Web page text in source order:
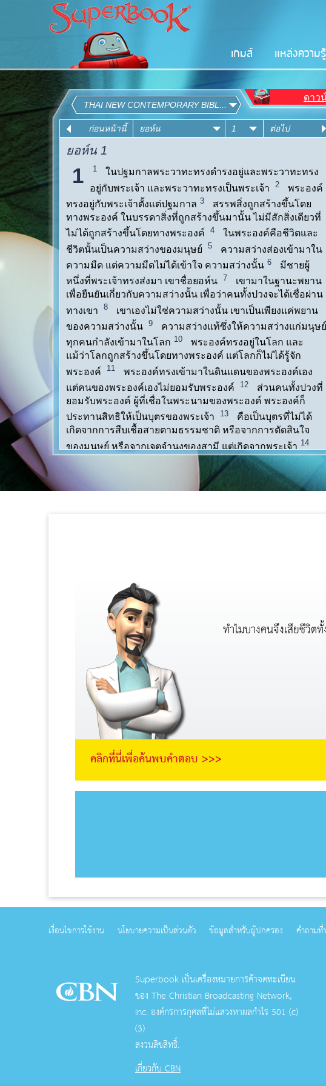
เกมส์ แหล่งความรู้
ทำไมบางคนจึงเสียชีวิต
คลิกที่นี่เพื่อค้นพบคำตอบ >>>
เงื่อนไขการใช้งาน นโยบายความเป็นส่วนตัว ข้อมูลสำหรับผู้ปกครอง คำถาม
Superbook เป็นเครื่องหมายการค้าจดทะเบียน
ของ The Christian Broadcasting Network,
Inc. องค์กรการกุศลที่ไม่แสวงหาผลกําไร 501 (c)
(3)
สงวนลิขสิทธิ์.
เกี่ยวกับ CBN